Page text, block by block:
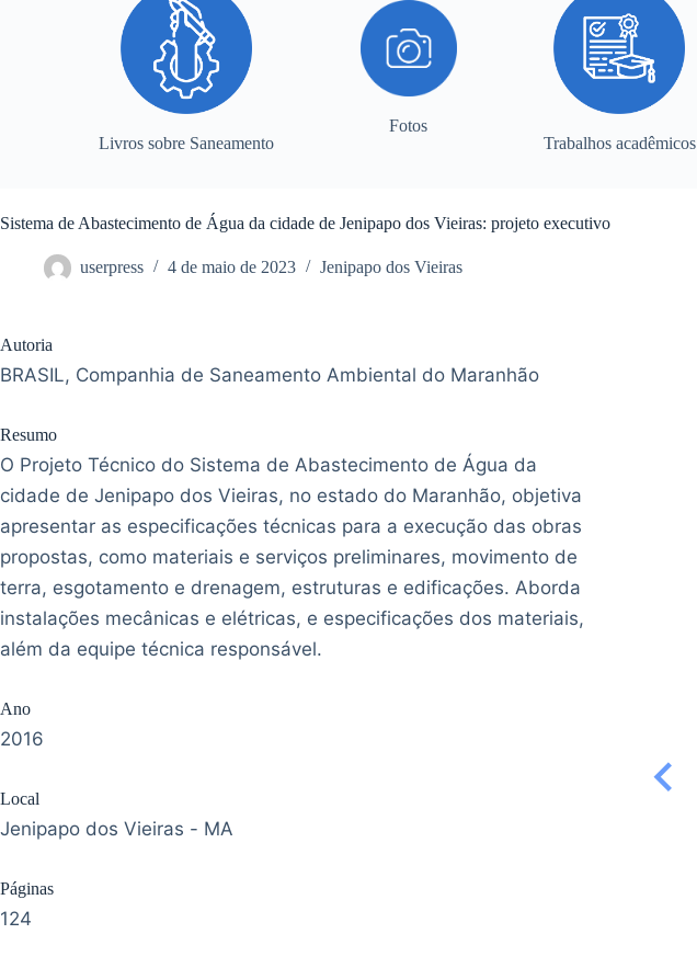
Livros sobre Saneamento
Fotos
Trabalhos acadêmicos
Sistema de Abastecimento de Água da cidade de Jenipapo dos Vieiras: projeto executivo
userpress 4 de maio de 2023 Jenipapo dos Vieiras
Autoria
BRASIL, Companhia de Saneamento Ambiental do Maranhão
Resumo
O Projeto Técnico do Sistema de Abastecimento de Água da
cidade de Jenipapo dos Vieiras, no estado do Maranhão, objetiva
apresentar as especificações técnicas para a execução das obras
propostas, como materiais e serviços preliminares, movimento de
terra, esgotamento e drenagem, estruturas e edificações. Aborda
instalações mecânicas e elétricas, e especificações dos materiais,
além da equipe técnica responsável.
Ano
2016
Local
Jenipapo dos Vieiras - MA
Páginas
124